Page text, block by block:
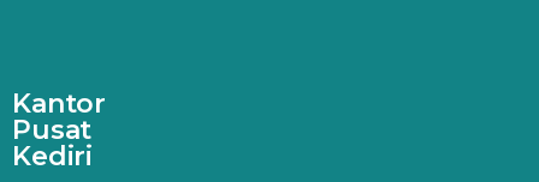
Kantor
Pusat
Kediri